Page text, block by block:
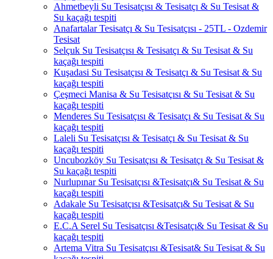
Ahmetbeyli Su Tesisatçısı & Tesisatçı & Su Tesisat &
Su kaçağı tespiti
Anafartalar Tesisatçı & Su Tesisatçısı - 25TL - Ozdemir
Tesisat
Selçuk Su Tesisatçısı & Tesisatçı & Su Tesisat & Su
kaçağı tespiti
Kuşadasi Su Tesisatçısı & Tesisatçı & Su Tesisat & Su
kaçağı tespiti
Çeşmeci Manisa & Su Tesisatçısı & Su Tesisat & Su
kaçağı tespiti
Menderes Su Tesisatçısı & Tesisatçı & Su Tesisat & Su
kaçağı tespiti
Laleli Su Tesisatçısı & Tesisatçı & Su Tesisat & Su
kaçağı tespiti
Uncubozköy Su Tesisatçısı & Tesisatçı & Su Tesisat &
Su kaçağı tespiti
Nurlupınar Su Tesisatçısı &Tesisatçı& Su Tesisat & Su
kaçağı tespiti
Adakale Su Tesisatçısı &Tesisatçı& Su Tesisat & Su
kaçağı tespiti
E.C.A Serel Su Tesisatçısı &Tesisatçı& Su Tesisat & Su
kaçağı tespiti
Artema Vitra Su Tesisatçısı &Tesisat& Su Tesisat & Su